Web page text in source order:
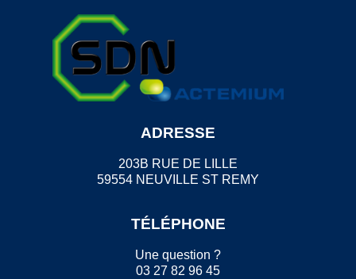
ADRESSE
203B RUE DE LILLE
59554 NEUVILLE ST REMY
TÉLÉPHONE
Une question ?
03 27 82 96 45